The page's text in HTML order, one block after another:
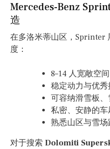
Mercedes-Benz
造
在多洛米蒂山区，Sprinter
度：
8–14 人宽敞空
稳定动力与优
可容纳滑雪板
私密、安静的
熟悉山区与雪
对于搜索 Dolomiti